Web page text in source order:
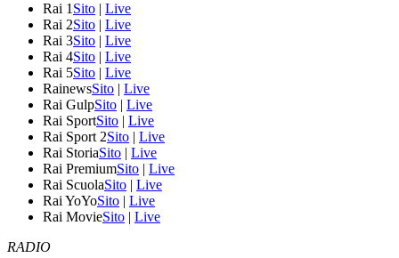
Rai 1 Sito | Live
Rai 2Sito | Live
Rai 3Sito | Live
Rai 4Sito | Live
Rai 5Sito | Live
RainewsSito | Live
Rai GulpSito | Live
Rai SportSito | Live
Rai Sport 2Sito | Live
Rai StoriaSito | Live
Rai PremiumSito | Live
Rai ScuolaSito | Live
Rai YoYoSito | Live
Rai MovieSito | Live
RADIO